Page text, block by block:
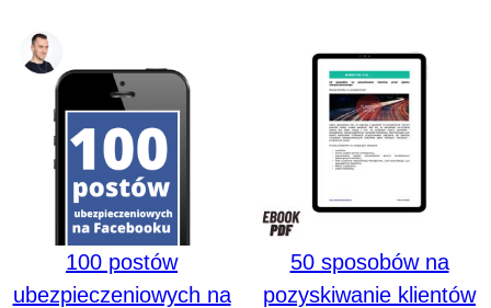
100 postów
ubezpieczeniowych na
50 sposobów na
pozyskiwanie klientów